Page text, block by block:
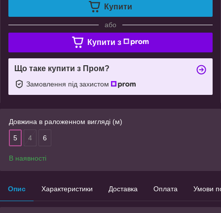
Купити
або
Купити з
Що таке купити з Пром?
Замовлення під захистом
Довжина в раложенном вигляді (м)
5 4 6
В наявності
Опис Характеристики Доставка Оплата Умови